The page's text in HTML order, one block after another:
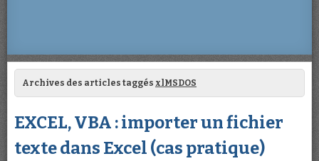
Archives des articles taggés xlMSDOS
EXCEL, VBA : importer un fichier
texte dans Excel (cas pratique)